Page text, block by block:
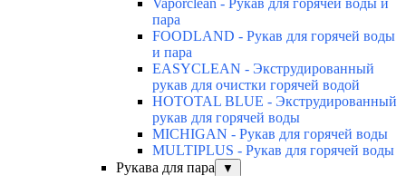
пара
FOODLAND - Рукав для горячей воды
и пара
EASYCLEAN - Экструдированный
рукав для очистки горячей водой
HOTOTAL BLUE - Экструдированный
рукав для горячей воды
MICHIGAN - Рукав для горячей воды
MULTIPLUS - Рукав для горячей воды
Рукава для пара
▼